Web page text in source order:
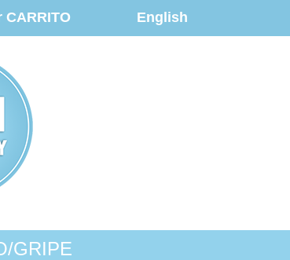
CARRITO English
GRIPE